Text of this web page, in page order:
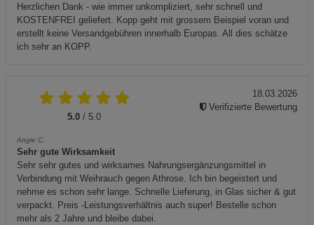
Herzlichen Dank - wie immer unkompliziert, sehr schnell und
KOSTENFREI geliefert. Kopp geht mit grossem Beispiel voran und
erstellt keine Versandgebühren innerhalb Europas. All dies schätze
ich sehr an KOPP.
5.0 / 5.0
Angie C.
Sehr gute Wirksamkeit
Sehr sehr gutes und wirksames Nahrungsergänzungsmittel in
Verbindung mit Weihrauch gegen Athrose. Ich bin begeistert und
nehme es schon sehr lange. Schnelle Lieferung, in Glas sicher & gut
verpackt. Preis -Leistungsverhältnis auch super! Bestelle schon
mehr als 2 Jahre und bleibe dabei.
18.03.2026
Verifizierte Bewertung